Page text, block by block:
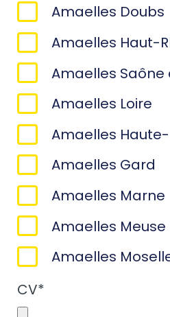
Amaelles Doubs
Amaelles Haut-
Amaelles Saône
Amaelles Loire
Amaelles
Amaelles Gard
Amaelles Marne
Amaelles Meuse
Amaelles
CV*